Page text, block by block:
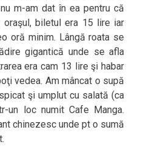
m-am dat în ea pentru că
biletul era 15 lire iar
oră minim. Lângă roata se
gigantică unde se afla
era cam 13 lire şi habar
vedea. Am mâncat o supă
şi umplut cu salată (ca
un loc numit Cafe Manga.
chinezesc unde pt o sumă